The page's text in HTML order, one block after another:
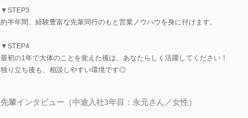
▼STEP3
約半年間、経験豊富な先輩同行のもと営業ノウハウを身に付けます。
▼STEP4
最初の1年で大体のことを覚えた後は、あなたらしく活躍してください！
独り立ち後も、相談しやすい環境です◎
先輩インタビュー（中途入社3年目：永元さん／女性）